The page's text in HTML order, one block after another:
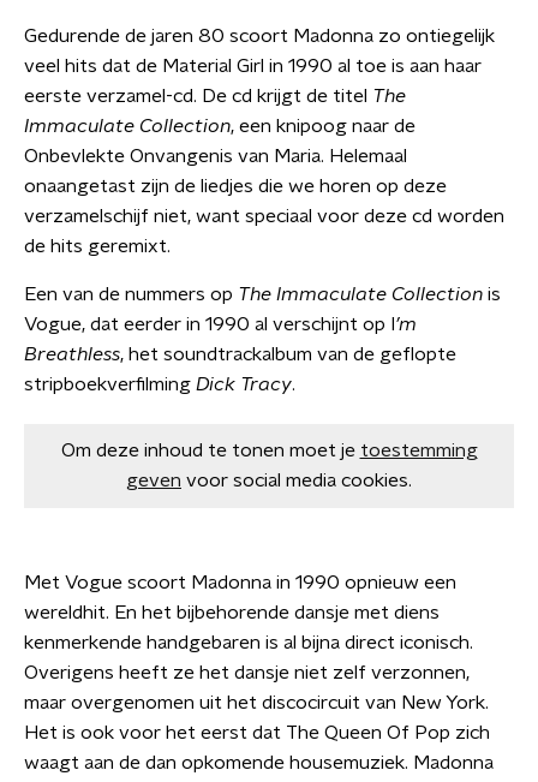
Gedurende de jaren 80 scoort Madonna zo ontiegelijk
veel hits dat de Material Girl in 1990 al toe is aan haar
eerste verzamel-cd. De cd krijgt de titel The
Immaculate Collection, een knipoog naar de
Onbevlekte Onvangenis van Maria. Helemaal
onaangetast zijn de liedjes die we horen op deze
verzamelschijf niet, want speciaal voor deze cd worden
de hits geremixt.
Een van de nummers op The Immaculate Collection is
Vogue, dat eerder in 1990 al verschijnt op I ’m
Breathless, het soundtrackalbum van de geflopte
stripboekverfilming Dick Tracy.
Om deze inhoud te tonen moet je toestemming
geven voor social media cookies.
Met Vogue scoort Madonna in 1990 opnieuw een
wereldhit. En het bijbehorende dansje met diens
kenmerkende handgebaren is al bijna direct iconisch.
Overigens heeft ze het dansje niet zelf verzonnen,
maar overgenomen uit het discocircuit van New York.
Het is ook voor het eerst dat The Queen Of Pop zich
waagt aan de dan opkomende housemuziek. Madonna